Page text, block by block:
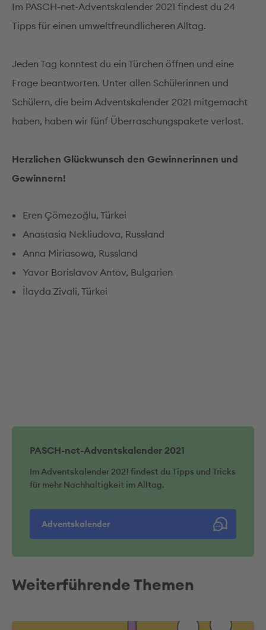
Im PASCH-net-Adventskalender 2021 findest du 24
Tipps für einen umweltfreundlicheren Alltag.
Jeden Tag konntest du ein Türchen öffnen und eine
Frage beantworten. Unter allen Schülerinnen und
Schülern, die beim Adventskalender 2021 mitgemacht
haben, haben wir fünf Überraschungspakete verlost.
Herzlichen Glückwunsch den Gewinnerinnen und
Gewinnern!
Eren Çömezoğlu, Türkei
Anastasia Nekliudova, Russland
Anna Miriasowa, Russland
Yavor Borislavov Antov, Bulgarien
İlayda Zivali, Türkei
PASCH-net-Adventskalender 2021
Im Adventskalender 2021 findest du Tipps und Tricks
für mehr Nachhaltigkeit im Alltag.
Adventskalender
Weiterführende Themen